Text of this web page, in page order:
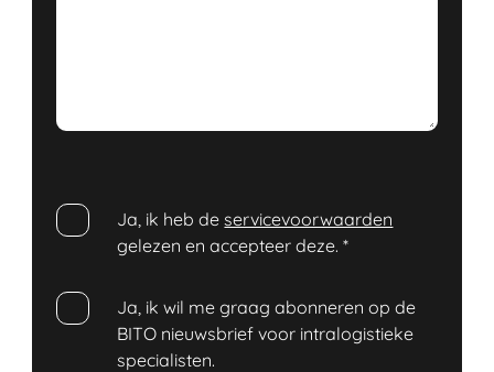
Ja, ik heb deservicevoorwaarden
gelezen en accepteer deze.*
Ja, ik wil me graag abonneren op de
BITO nieuwsbrief voor intralogistieke
specialisten.